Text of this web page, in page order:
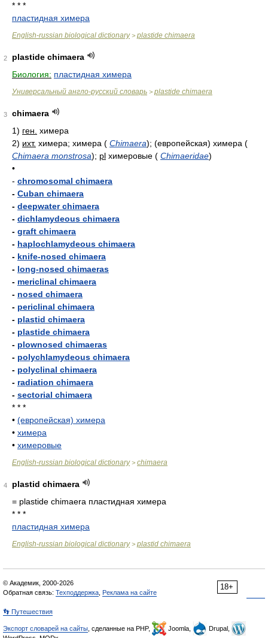
* * *
пластидная химера
English-russian biological dictionary> plastide chimaera
2
plastide chimaera
Биология: пластидная химера
Универсальный англо-русский словарь > plastide chimaera
3
chimaera
1) ген. химера
2) ихт. химера; химера ( Chimaera); (европейская) химера (
Chimaera monstrosa); pl химеровые ( Chimaeridae)
•
- chromosomal chimaera
- Cuban chimaera
- deepwater chimaera
- dichlamydeous chimaera
- graft chimaera
- haplochlamydeous chimaera
- knife-nosed chimaera
- long-nosed chimaeras
- mericlinal chimaera
- nosed chimaera
- periclinal chimaera
- plastid chimaera
- plastide chimaera
- plownosed chimaeras
- polychlamydeous chimaera
- polyclinal chimaera
- radiation chimaera
- sectorial chimaera
* * *
• (европейская) химера
• химера
• химеровые
English-russian biological dictionary> chimaera
4
plastid chimaera
= plastide chimaera пластидная химера
* * *
пластидная химера
English-russian biological dictionary> plastid chimaera
18+
© Академик, 2000-2026
Обратная связь: Техподдержка Реклама на сайте
👣 Путешествия
Экспорт словарей на сайты , сделанные на PHP, Joomla,
Drupal,